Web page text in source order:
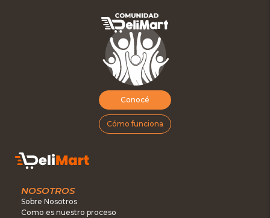
Conocé
Cómo funciona
NOSOTROS
Sobre Nosotros
Como es nuestro proceso